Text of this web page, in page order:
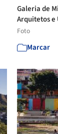
Galeria de
Arquitetos e
Foto
Marcar